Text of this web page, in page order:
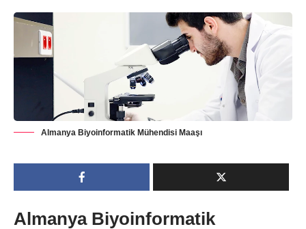
Almanya Biyoinformatik Mühendisi Maaşı
Almanya Biyoinformatik